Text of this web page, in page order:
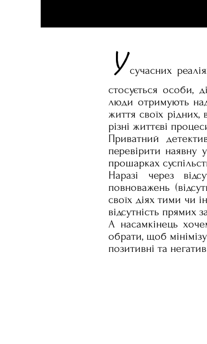
У сучасних
стосується особи,
люди отримують
життя своїх
різні життєві
Приватний
перевірити наявну
прошарках
Наразі через
повноважень
своїх діях тими чи
відсутність прямих
А насамкінець
обрати, щоб
позитивні та